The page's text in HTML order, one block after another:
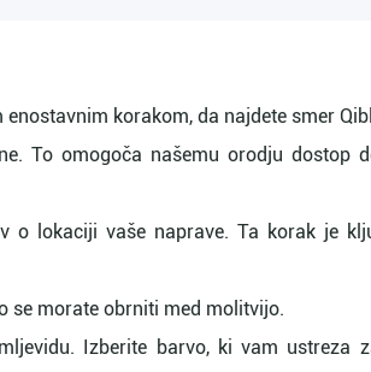
korakom, da najdete smer
To omogoča našemu orodju dostop
o lokaciji vaše naprave. Ta korak je
se morate obrniti med molitvijo.
Izberite barvo, ki vam ustreza